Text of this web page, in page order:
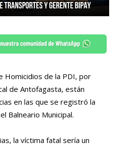
Homicidios de la PDI, por
de Antofagasta, están
en las que se registró la
Balneario Municipal.
la víctima fatal sería un